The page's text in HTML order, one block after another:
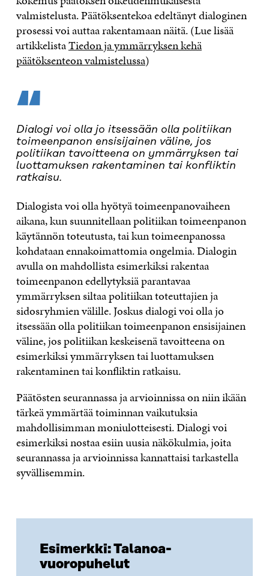
valmistelusta. Päätöksentekoa edeltänyt dialoginen
prosessi voi auttaa rakentamaan näitä. (Lue lisää
artikkelistaTiedon ja ymmärryksen kehä
päätöksenteon valmistelussa)
“
Dialogi voi olla jo itsessään olla politiikan
toimeenpanon ensisijainen väline, jos
politiikan tavoitteena on ymmärryksen tai
luottamuksen rakentaminen tai konfliktin
ratkaisu.
Dialogista voi olla hyötyä toimeenpanovaiheen
aikana, kun suunnitellaan politiikan toimeenpanon
käytännön toteutusta, tai kun toimeenpanossa
kohdataan ennakoimattomia ongelmia. Dialogin
avulla on mahdollista esimerkiksi rakentaa
toimeenpanon edellytyksiä parantavaa
ymmärryksen siltaa politiikan toteuttajien ja
sidosryhmien välille. Joskus dialogi voi olla jo
itsessään olla politiikan toimeenpanon ensisijainen
väline, jos politiikan keskeisenä tavoitteena on
esimerkiksi ymmärryksen tai luottamuksen
rakentaminen tai konfliktin ratkaisu.
Päätösten seurannassa ja arvioinnissa on niin ikään
tärkeä ymmärtää toiminnan vaikutuksia
mahdollisimman moniulotteisesti. Dialogi voi
esimerkiksi nostaa esiin uusia näkökulmia, joita
seurannassa ja arvioinnissa kannattaisi tarkastella
syvällisemmin.
Esimerkki: Talanoa-
vuoropuhelut